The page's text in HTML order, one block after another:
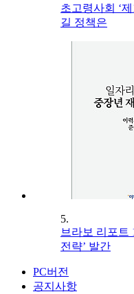
초고령사회 ‘
길 정책은
5.
브라보 리포트
전략’ 발간
PC버전
공지사항